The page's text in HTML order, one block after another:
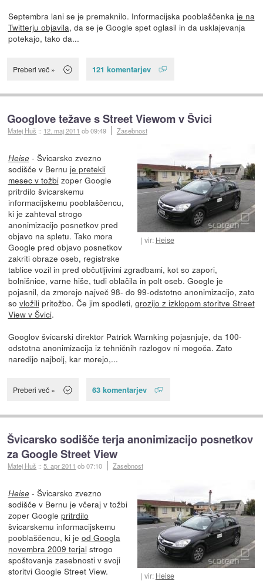
Septembra lani se je premaknilo. Informacijska pooblaščenka je na
Twitterju objavila, da se je Google spet oglasil in da usklajevanja
potekajo, tako da...
Preberi več » 121 komentarjev
Googlove težave s Street Viewom v Švici
Matej Huš :: 12. maj 2011 ob 09:49 Zasebnost
vir: Heise
Heise- Švicarsko zvezno
sodišče v Bernu je pretekli
mesec v tožbizoper Google
pritrdilo švicarskemu
informacijskemu pooblaščencu,
ki je zahteval strogo
anonimizacijo posnetkov pred
objavo na spletu. Tako mora
Google pred objavo posnetkov
zakriti obraze oseb, registrske
tablice vozil in pred občutljivimi zgradbami, kot so zapori,
bolnišnice, varne hiše, tudi oblačila in polt oseb. Google je
pojasnil, da zmorejo največ 98- do 99-odstotno anonimizacijo, zato
so vložilipritožbo. Če jim spodleti, grozijo z izklopom storitve Street
View v Švici.
Googlov švicarski direktor Patrick Warnking pojasnjuje, da 100-
odstotna anonimizacija iz tehničnih razlogov ni mogoča. Zato
naredijo najbolj, kar morejo,...
Preberi več » 63 komentarjev
Švicarsko sodišče terja anonimizacijo posnetkov
za Google Street View
Matej Huš ::5. apr 2011 ob 07:10 Zasebnost
vir: Heise
Heise- Švicarsko zvezno
sodišče v Bernu je včeraj v tožbi
zoper Google pritrdilo
švicarskemu informacijskemu
pooblaščencu, ki je od Googla
novembra 2009 terjal strogo
spoštovanje zasebnosti v svoji
storitvi Google Street View.